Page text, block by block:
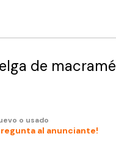
de macramé
o usado
al anunciante!